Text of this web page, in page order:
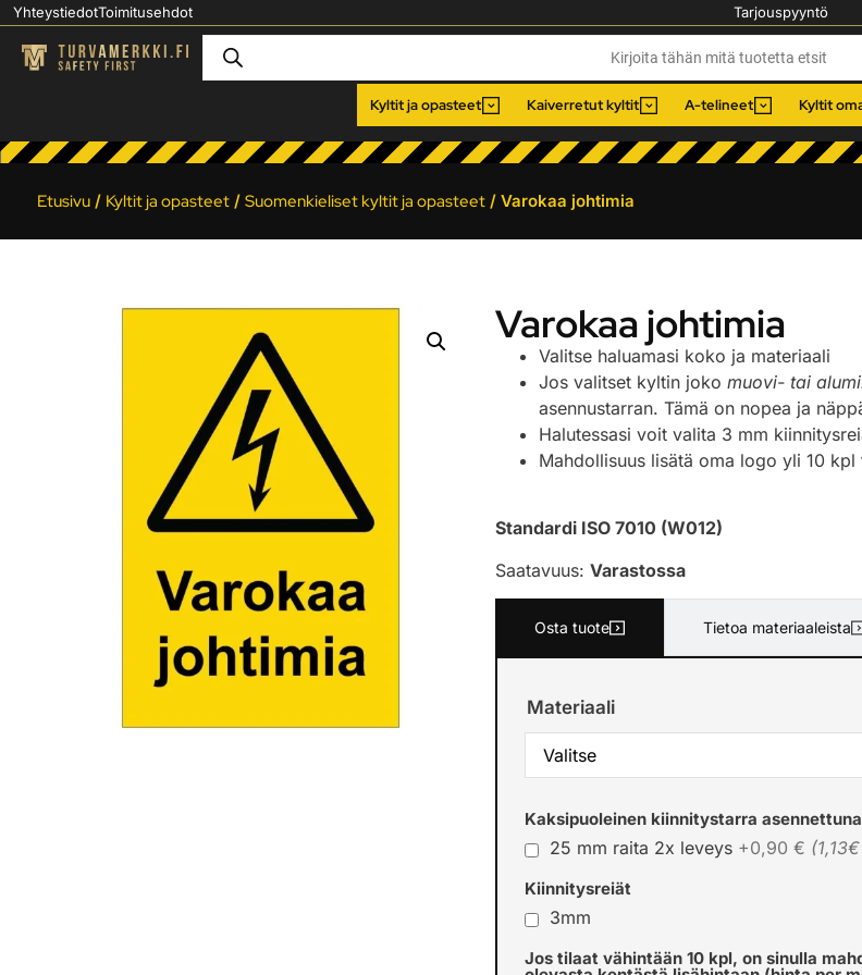
YhteystiedotToimitusehdot Tarjouspyyntö
Kyltit ja opasteet Kaiverretut kyltit A-telineet Kyltit
Etusivu/ Kyltit ja opasteet/ Suomenkieliset kyltit ja opasteet/ Varokaa johtimia
Varokaa johtimia
Valitse haluamasi koko ja materiaali
Jos valitset kyltin joko muovi- tai
asennustarran. Tämä on nopea ja
Halutessasi voit valita 3 mm
Mahdollisuus lisätä oma logo yli 10 kpl
Standardi ISO 7010 (W012)
Saatavuus: Varastossa
Osta tuote Tietoa materiaaleista
Materiaali
Kaksipuoleinen kiinnitystarra
25 mm raita 2x leveys +0,90 €
Kiinnitysreiät
3mm
Jos tilaat vähintään 10 kpl, on sinulla